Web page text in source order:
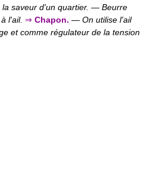
saveur d'un quartier. — Beurre
l'ail. ⇒ Chapon. — On utilise l'ail
et comme régulateur de la tension